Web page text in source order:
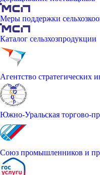
Меры поддержки
Каталог сельзхозпродукции
Агентство стратегических
Южно-Уральская торгово-
Союз промышленников и